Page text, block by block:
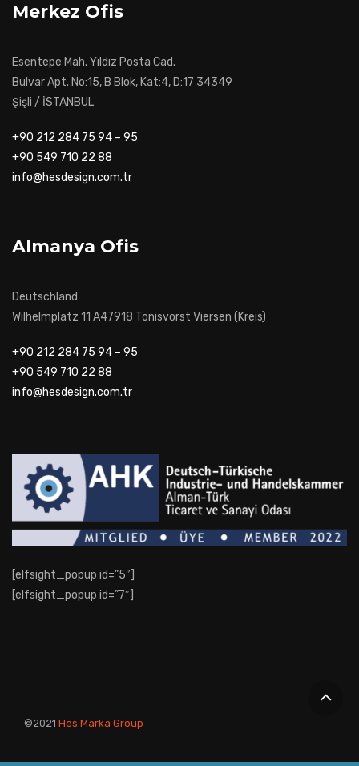
Merkez Ofis
Esentepe Mah. Yıldız Posta Cad.
Bulvar Apt. No:15, B Blok, Kat:4, D:17 34349
Şişli / İSTANBUL
+90 212 284 75 94 – 95
+90 549 710 22 88
info@hesdesign.com.tr
Almanya Ofis
Deutschland
Wilhelmplatz 11 A47918 Tonisvorst Viersen (Kreis)
+90 212 284 75 94 – 95
+90 549 710 22 88
info@hesdesign.com.tr
[elfsight_popup id=”5″]
[elfsight_popup id=”7″]
©2021 Hes Marka Group